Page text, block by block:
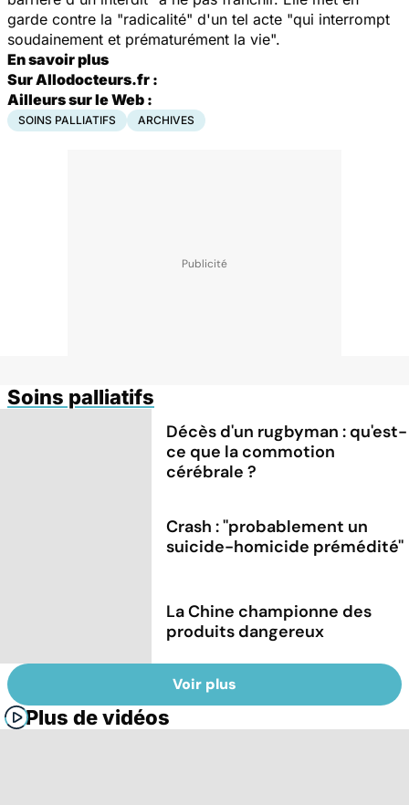
garde contre la "radicalité" d'un tel acte "qui interrompt
soudainement et prématurément la vie".
En savoir plus
Sur Allodocteurs.fr :
Ailleurs sur le Web :
SOINS PALLIATIFS ARCHIVES
Soins palliatifs
Décès d'un rugbyman : qu'est-
ce que la commotion
cérébrale ?
Crash : ''probablement un
suicide-homicide prémédité''
La Chine championne des
produits dangereux
Voir plus
Plus de vidéos